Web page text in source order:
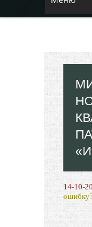
14-10-